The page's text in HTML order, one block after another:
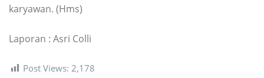
karyawan. (Hms)
Laporan : Asri Colli
Post Views: 2,178